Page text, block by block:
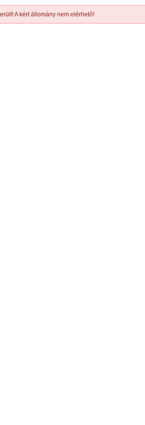
A kért állomány nem elérhető!